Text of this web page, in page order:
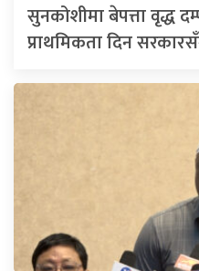
सुनकोशीमा बेपत्ता वृद्ध
प्राथमिकता दिन